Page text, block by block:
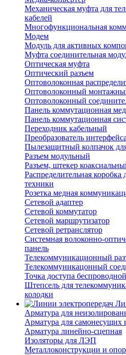
Механическая муфта для
кабелей
Многофункциональная
Модем
Модуль для активных
Муфта соединительная
Оптическая муфта
Оптический разъем
Оптоволоконная
Оптоволоконный
Оптоволоконный
Панель коммутационная
Панель коммутационная
Переходник кабельный
Преобразователь интерфейса
Пылезащитный колпачок
Разъем модульный
Разъем, штекер
Распределительная
техники
Розетка медная
Сетевой адаптер
Сетевой коммутатор
Сетевой маршрутизатор
Сетевой ретранслятор
Системная волоконно-
панель
Телекоммуникационный
Телекоммуникацонный
Точка доступа
Штепсель для
колодки
Арматура для
Арматура для самонесущих
Арматура линейно-сцепная
Изоляторы для ЛЭП
Металлоконструкции и